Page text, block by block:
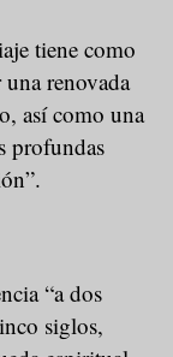
tiene como
renovada
así como una
profundas
“a dos
siglos,